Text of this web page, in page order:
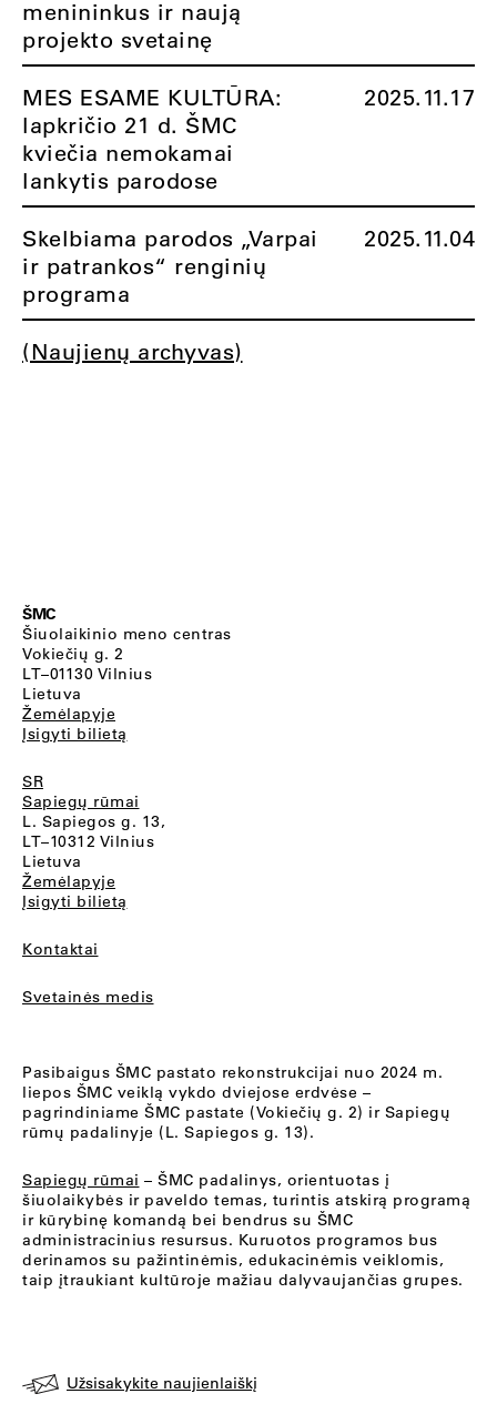
menininkus ir naują
projekto svetainę
MES ESAME KULTŪRA:
lapkričio 21 d. ŠMC
kviečia nemokamai
lankytis parodose
2025.11.17
Skelbiama parodos „Varpai
ir patrankos“ renginių
programa
2025.11.04
(Naujienų archyvas)
ŠMC
Šiuolaikinio meno centras
Vokiečių g. 2
LT–01130 Vilnius
Lietuva
Žemėlapyje
Įsigyti bilietą
SR
Sapiegų rūmai
L. Sapiegos g. 13,
LT–10312 Vilnius
Lietuva
Žemėlapyje
Įsigyti bilietą
Kontaktai
Svetainės medis
Pasibaigus ŠMC pastato rekonstrukcijai nuo 2024 m.
liepos ŠMC veiklą vykdo dviejose erdvėse –
pagrindiniame ŠMC pastate (Vokiečių g. 2) ir Sapiegų
rūmų padalinyje (L. Sapiegos g. 13).
Sapiegų rūmai – ŠMC padalinys, orientuotas į
šiuolaikybės ir paveldo temas, turintis atskirą programą
ir kūrybinę komandą bei bendrus su ŠMC
administracinius resursus. Kuruotos programos bus
derinamos su pažintinėmis, edukacinėmis veiklomis,
taip įtraukiant kultūroje mažiau dalyvaujančias grupes.
Užsisakykite naujienlaiškį